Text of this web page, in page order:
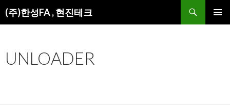
(주)한성FA , 현진테크
검
색
로
건
UNLOADER